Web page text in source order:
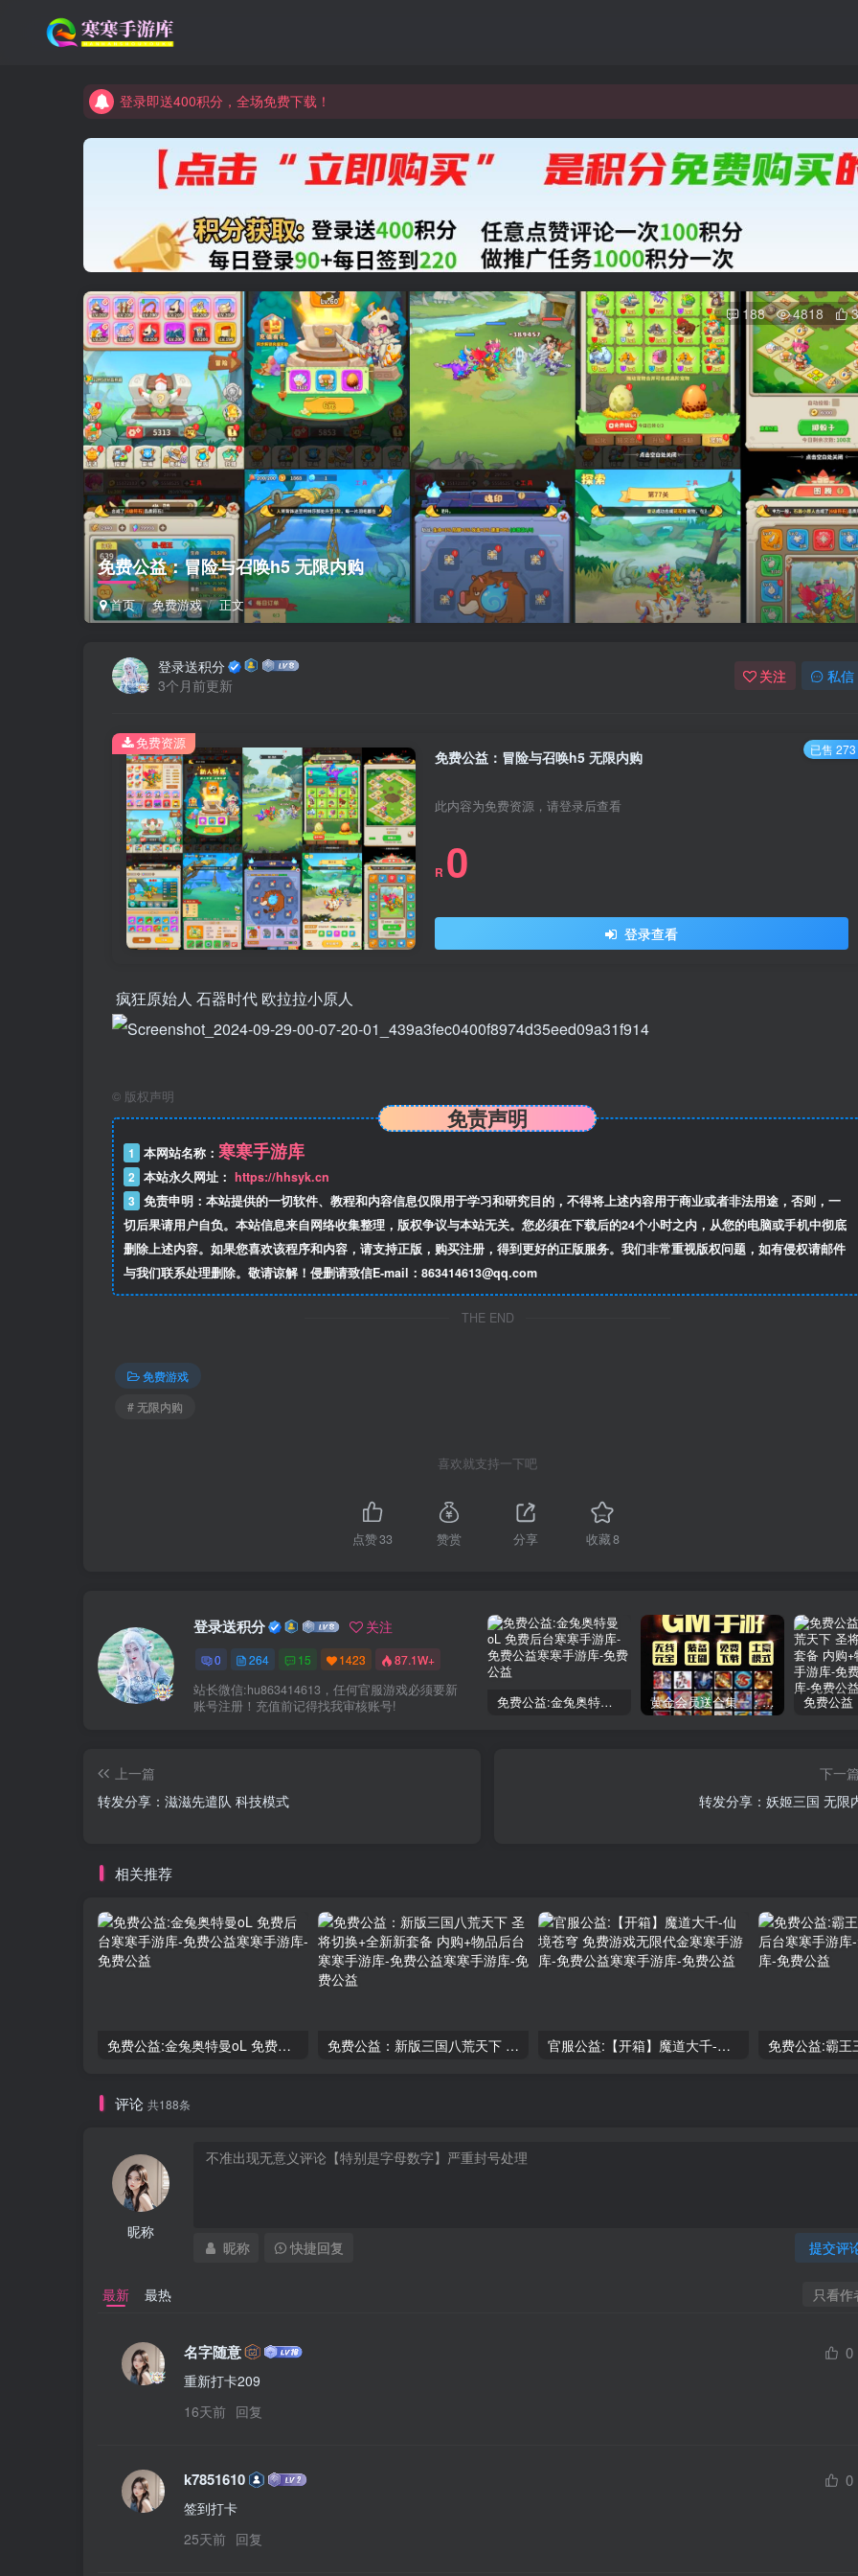
登录即送400积分，全场免费下载！
登录即送400积分，全场免费下载！
点进来看看新手教程
免费公益：冒险与召唤h5 无限内购
首页 免费游戏 正文
188 4818
登录送积分
3个月前更新
关注 私信
免费公益：冒险与召唤h5 无限内购
此内容为免费资源，请登录后查看
R 0
登录查看
免费资源 已售 273
疯狂原始人 石器时代 欧拉拉小原人
© 版权声明
免责声明
1 本网站名称： 寒寒手游库
2 本站永久网址： https://hhsyk.cn
3 免责申明：本站提供的一切软件、教程和内容信息仅限用于学习和研究目的，不得将上述内容用于商业或者非法用途，否则，一
切后果请用户自负。本站信息来自网络收集整理，版权争议与本站无关。您必须在下载后的24个小时之内，从您的电脑或手机中彻底
删除上述内容。如果您喜欢该程序和内容，请支持正版，购买注册，得到更好的正版服务。我们非常重视版权问题，如有侵权请邮件
与我们联系处理删除。敬请谅解！侵删请致信E-mail：863414613@qq.com
THE END
免费游戏
# 无限内购
喜欢就支持一下吧
点赞33 赞赏 分享 收藏8
登录送积分 关注
0 264 15 1423 87.1W+
站长微信:hu863414613，任何官服游戏必须要新
账号注册！充值前记得找我审核账号!
免费公益:金兔奥特曼oL 免费后台 黄金会员送合集一：150款后台手游合集
上一篇
转发分享：滋滋先遣队 科技模式
下一
转发分享：妖姬三国 无限
相关推荐
免费公益:金兔奥特曼oL 免费后台 免费公益：新版三国八荒天下 圣将切换+全新新套备 内购+物品后台 官服公益:【开箱】魔道大千-仙境苍穹 免费游戏无限代金
评论 共188条
昵称
提交评
昵称 快捷回复
最新 最热 只看作
名字随意 0
重新打卡209
16天前 回复
k7851610 0
签到打卡
25天前 回复